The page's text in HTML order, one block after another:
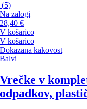
(5)
Na zalogi
28,40 €
V košarico
V košarico
Dokazana kakovost
Balvi
Vrečke v
odpadkov,